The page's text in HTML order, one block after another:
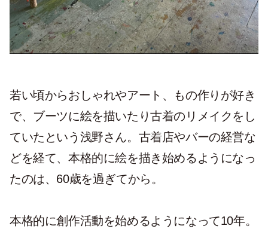
若い頃からおしゃれやアート、もの作りが好き
で、ブーツに絵を描いたり古着のリメイクをし
ていたという浅野さん。古着店やバーの経営な
どを経て、本格的に絵を描き始めるようになっ
たのは、60歳を過ぎてから。
本格的に創作活動を始めるようになって10年。